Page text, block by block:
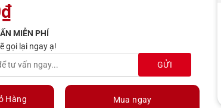
₫
MIỄN PHÍ
gọi lại ngay ạ!
Hàng Mua ngay